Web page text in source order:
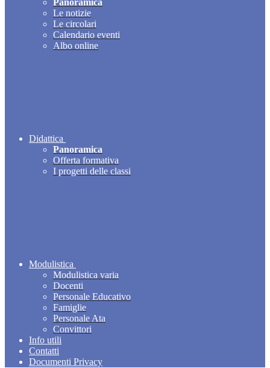
Panoramica
Le notizie
Le circolari
Calendario eventi
Albo online
Didattica
Panoramica
Offerta formativa
I progetti delle classi
Modulistica
Modulistica varia
Docenti
Personale Educativo
Famiglie
Personale Ata
Convittori
Info utili
Contatti
Documenti Privacy